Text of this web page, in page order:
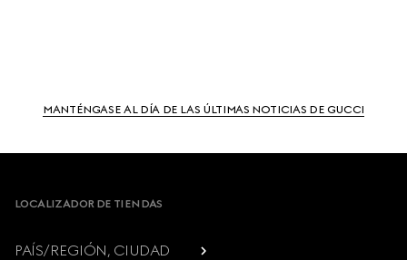
MANTÉNGASE AL DÍA DE LAS ÚLTIMAS NOTICIAS DE GUCCI
LOCALIZADOR DE TIENDAS
PAÍS/REGIÓN, CIUDAD